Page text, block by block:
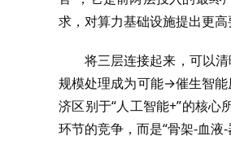
求，对算力基础设施提出更
将三层连接起来，可以
规模处理成为可能→催生智
济区别于“人工智能+”的核
环节的竞争，而是“骨架-血液-